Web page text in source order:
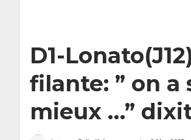
D1-
filante: ” on a
mieux …”